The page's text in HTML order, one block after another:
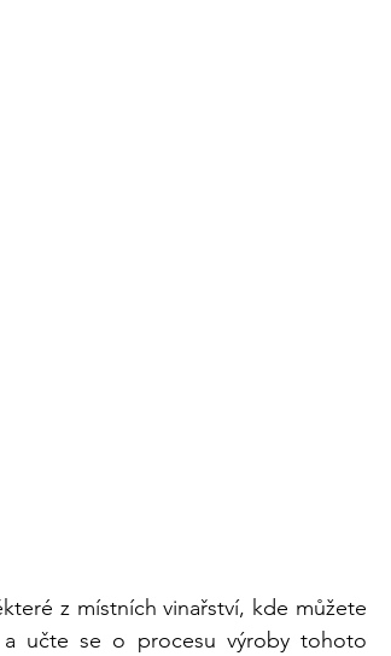
z místních vinařství, kde můžete
a učte se o procesu výroby tohoto